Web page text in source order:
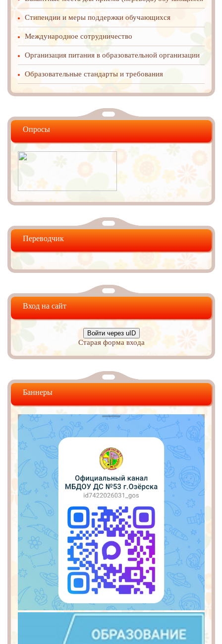
Стипендии и меры поддержки обучающихся
Международное cотрудничество
Организация питания в образовательной организации
Образовательные стандарты и требования
Опросы
Переводчик
Вход на сайт
Войти через uID
Старая форма входа
Баннеры